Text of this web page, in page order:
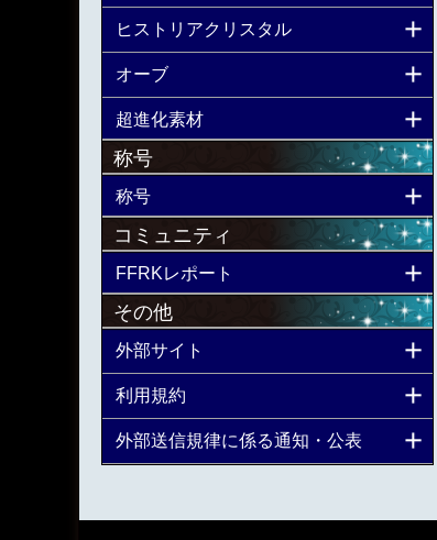
ヒストリアクリスタル
オーブ
超進化素材
称号
称号
コミュニティ
FFRKレポート
その他
外部サイト
利用規約
外部送信規律に係る通知・公表